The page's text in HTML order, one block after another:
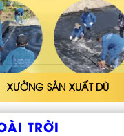
XƯỞNG SẢN XUẤT DÙ
TRỜI